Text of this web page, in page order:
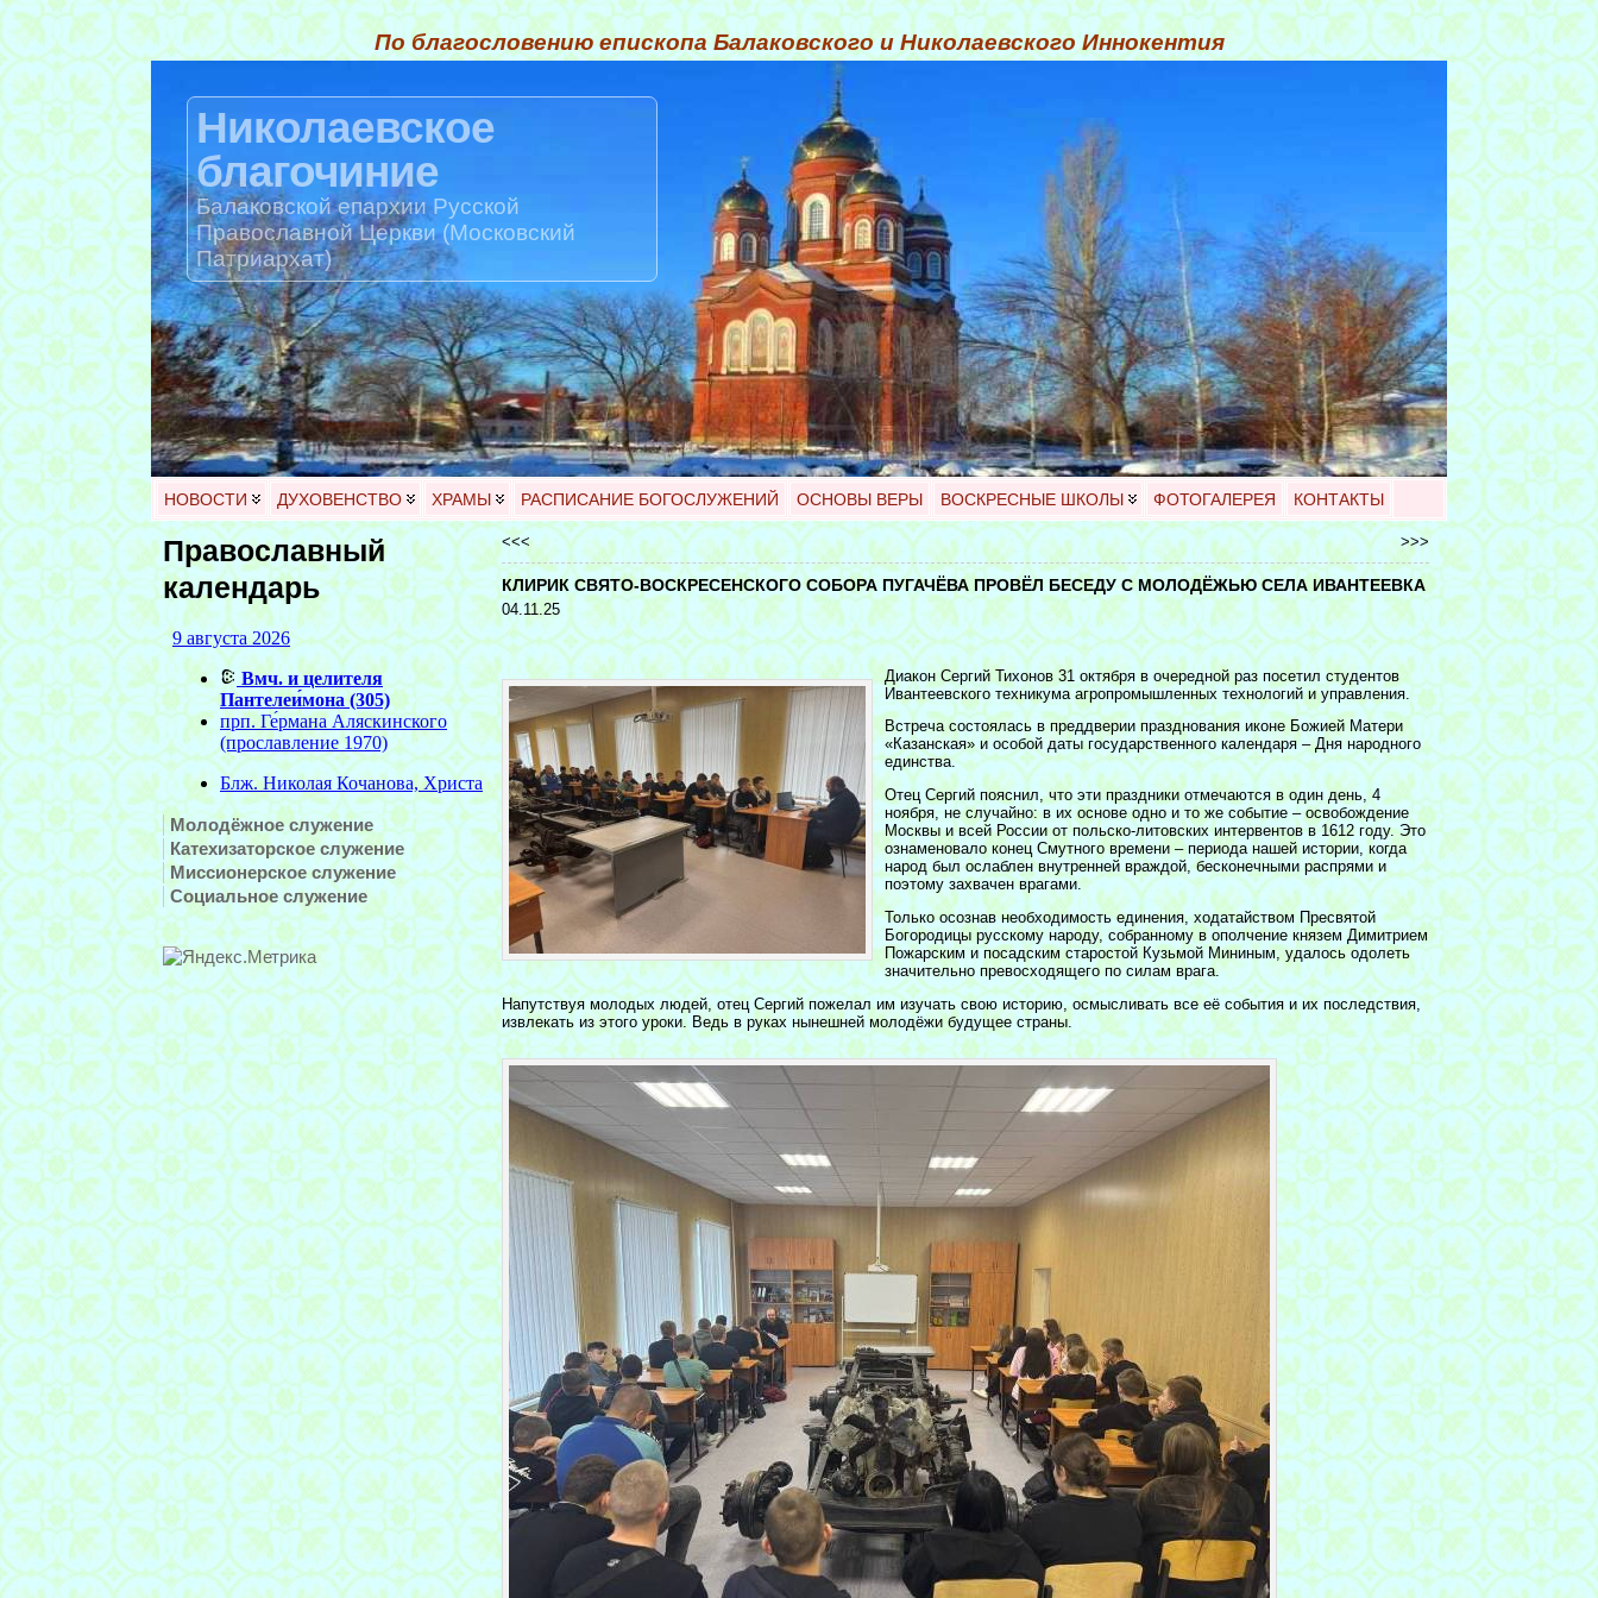
По благословению епископа Балаковского и Николаевского Иннокентия
Николаевское
благочиние
Балаковской епархии Русской
Православной Церкви (Московский
Патриархат)
НОВОСТИ ДУХОВЕНСТВО ХРАМЫ РАСПИСАНИЕ БОГОСЛУЖЕНИЙ ОСНОВЫ ВЕРЫ ВОСКРЕСНЫЕ ШКОЛЫ ФОТОГАЛЕРЕЯ КОНТАКТЫ
Православный
календарь
Молодёжное служение
Катехизаторское служение
Миссионерское служение
Социальное служение
<<< >>>
КЛИРИК СВЯТО-ВОСКРЕСЕНСКОГО СОБОРА ПУГАЧЁВА ПРОВЁЛ БЕСЕДУ С МОЛОДЁЖЬЮ СЕЛА ИВАНТЕЕВКА
04.11.25
Диакон Сергий Тихонов 31 октября в очередной раз посетил студентов
Ивантеевского техникума агропромышленных технологий и управления.
Встреча состоялась в преддверии празднования иконе Божией Матери
«Казанская» и особой даты государственного календаря – Дня народного
единства.
Отец Сергий пояснил, что эти праздники отмечаются в один день, 4
ноября, не случайно: в их основе одно и то же событие – освобождение
Москвы и всей России от польско-литовских интервентов в 1612 году. Это
ознаменовало конец Смутного времени – периода нашей истории, когда
народ был ослаблен внутренней враждой, бесконечными распрями и
поэтому захвачен врагами.
Только осознав необходимость единения, ходатайством Пресвятой
Богородицы русскому народу, собранному в ополчение князем Димитрием
Пожарским и посадским старостой Кузьмой Мининым, удалось одолеть
значительно превосходящего по силам врага.
Напутствуя молодых людей, отец Сергий пожелал им изучать свою историю, осмысливать все её события и их последствия,
извлекать из этого уроки. Ведь в руках нынешней молодёжи будущее страны.